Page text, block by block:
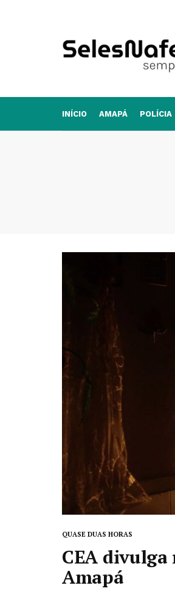
INÍCIO AMAPÁ POLÍCIA
QUASE DUAS HORAS
CEA
Amapá